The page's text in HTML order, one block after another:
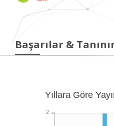
Başarılar &
Yıllara Göre
2